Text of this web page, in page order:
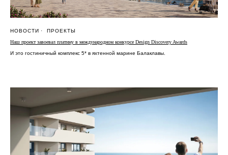
НОВОСТИ
ПРОЕКТЫ
Наш проект завоевал платину в международном конкурсе Design Discovery Awards
И это гостиничный комплекс 5* в яхтенной марине Балаклавы.